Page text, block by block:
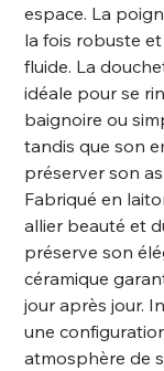
espace. La
la fois robuste
fluide. La
idéale pour se
baignoire ou
tandis que son
préserver son
Fabriqué en
allier beauté et
préserve son
céramique
jour après jour.
une
atmosphère de